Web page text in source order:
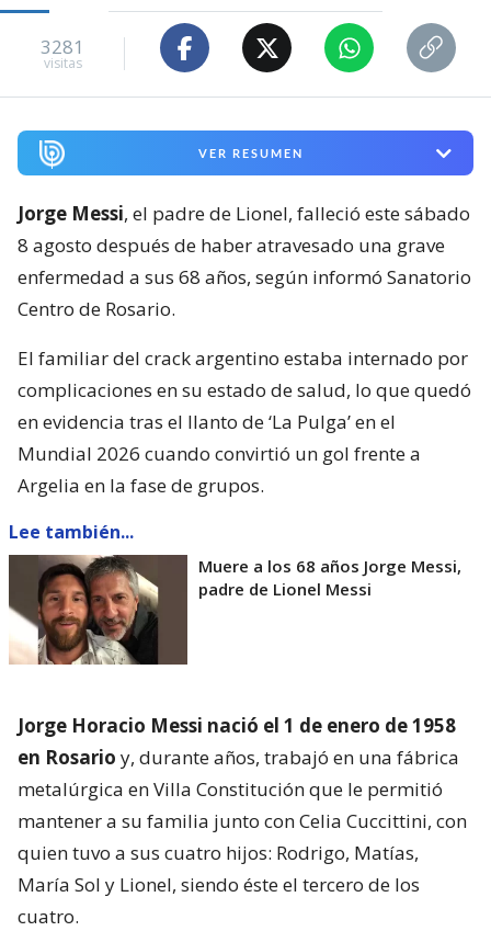
3281
visitas
VER RESUMEN
Jorge Messi, el padre de Lionel, falleció este sábado
8 agosto después de haber atravesado una grave
enfermedad a sus 68 años, según informó Sanatorio
Centro de Rosario.
El familiar del crack argentino estaba internado por
complicaciones en su estado de salud, lo que quedó
en evidencia tras el llanto de ‘La Pulga’ en el
Mundial 2026 cuando convirtió un gol frente a
Argelia en la fase de grupos.
Lee también...
Muere a los 68 años Jorge Messi,
padre de Lionel Messi
Jorge Horacio Messi nació el 1 de enero de 1958
en Rosario y, durante años, trabajó en una fábrica
metalúrgica en Villa Constitución que le permitió
mantener a su familia junto con Celia Cuccittini, con
quien tuvo a sus cuatro hijos: Rodrigo, Matías,
María Sol y Lionel, siendo éste el tercero de los
cuatro.